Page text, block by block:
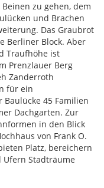
zu gehen, dem
und Brachen
Das Graubrot
Berliner Block. Aber
Traufhöhe ist
Prenzlauer Berg
Zanderroth
für ein
45 Familien
Dachgarten. Zur
in den Blick
von Frank O.
Platz, bereichern
Stadträume